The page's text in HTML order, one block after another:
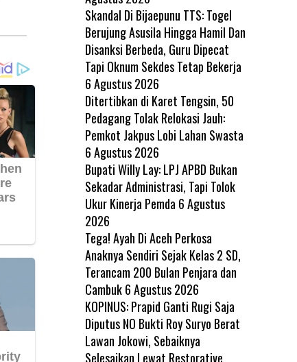
Skandal Di Bijaepunu TTS: Togel
Berujung Asusila Hingga Hamil Dan
Disanksi Berbeda, Guru Dipecat
Tapi Oknum Sekdes Tetap Bekerja
6 Agustus 2026
Ditertibkan di Karet Tengsin, 50
Pedagang Tolak Relokasi Jauh:
Pemkot Jakpus Lobi Lahan Swasta
6 Agustus 2026
Bupati Willy Lay: LPJ APBD Bukan
Sekadar Administrasi, Tapi Tolok
Ukur Kinerja Pemda 6 Agustus
2026
Tega! Ayah Di Aceh Perkosa
Anaknya Sendiri Sejak Kelas 2 SD,
Terancam 200 Bulan Penjara dan
Cambuk 6 Agustus 2026
KOPINUS: Prapid Ganti Rugi Saja
Diputus NO Bukti Roy Suryo Berat
Lawan Jokowi, Sebaiknya
Selesaikan Lewat Restorative